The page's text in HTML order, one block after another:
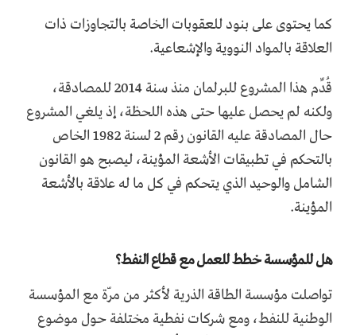
كما يحتوى على بنود للعقوبات الخاصة بالتجاوزات ذات
العلاقة بالمواد النووية والإشعاعية.
قُدِّم هذا المشروع للبرلمان منذ سنة 2014 للمصادقة،
ولكنه لم يحصل عليها حتى هذه اللحظة، إذ يلغي المشروع
حال المصادقة عليه القانون رقم 2 لسنة 1982 الخاص
بالتحكم في تطبيقات الأشعة المؤينة، ليصبح هو القانون
الشامل والوحيد الذي يتحكم في كل ما له علاقة بالأشعة
المؤينة.
هل للمؤسسة خطط للعمل مع قطاع النفط؟
تواصلت مؤسسة الطاقة الذرية لأكثر من مرّة مع المؤسسة
الوطنية للنفط، ومع شركات نفطية مختلفة حول موضوع